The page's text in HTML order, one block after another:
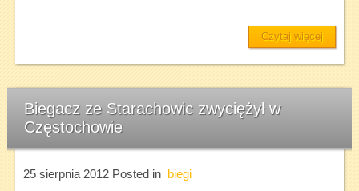
Czytaj więcej
Biegacz ze Starachowic zwyciężył w
Częstochowie
25 sierpnia 2012Posted in
biegi